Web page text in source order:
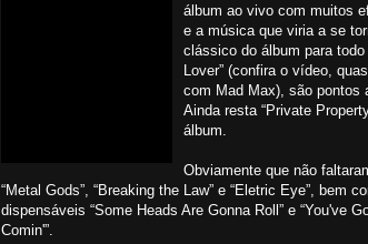
álbum ao vivo com muitos
e a música que viria a se
clássico do álbum para todo
Lover” (confira o vídeo,
com Mad Max), são pontos
Ainda resta “Private
álbum.
Obviamente que não
“Metal Gods”, “Breaking the Law” e “Eletric Eye”, bem
dispensáveis “Some Heads Are Gonna Roll” e “You've
Comin'”.